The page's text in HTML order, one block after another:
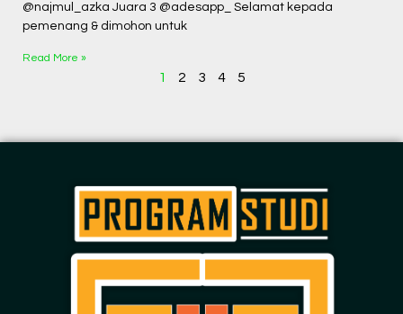
@najmul_azka Juara 3 @adesapp_ Selamat kepada
pemenang & dimohon untuk
Read More »
1 2 3 4 5